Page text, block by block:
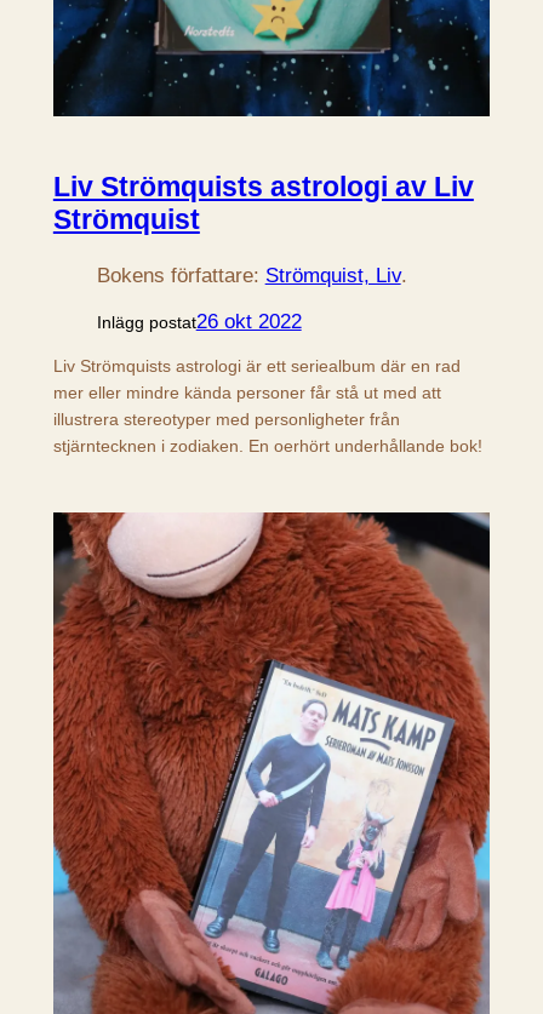
Liv Strömquists astrologi av Liv
Strömquist
Bokens författare: Strömquist, Liv.
Inlägg postat26 okt 2022
Liv Strömquists astrologi är ett seriealbum där en rad
mer eller mindre kända personer får stå ut med att
illustrera stereotyper med personligheter från
stjärntecknen i zodiaken. En oerhört underhållande bok!